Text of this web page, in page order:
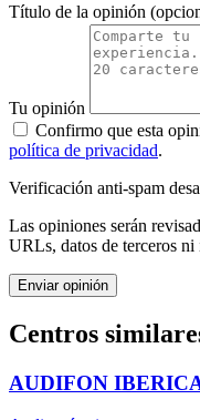
Título de la opinión
Tu opinión
Confirmo que esta
política de privacidad.
Verificación anti-spam
Las opiniones serán
URLs, datos de terceros
Enviar opinión
Centros
AUDIFON